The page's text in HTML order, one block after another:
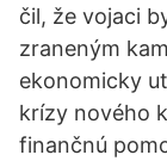
čil, že vojaci
zraneným
ekonomicky
krízy nového
finančnú